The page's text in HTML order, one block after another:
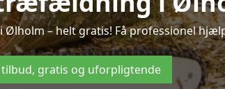
– helt gratis! Få professionel
tilbud, gratis og uforpligtende